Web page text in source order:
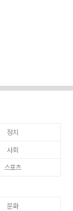
정치
사회
스포츠
문화